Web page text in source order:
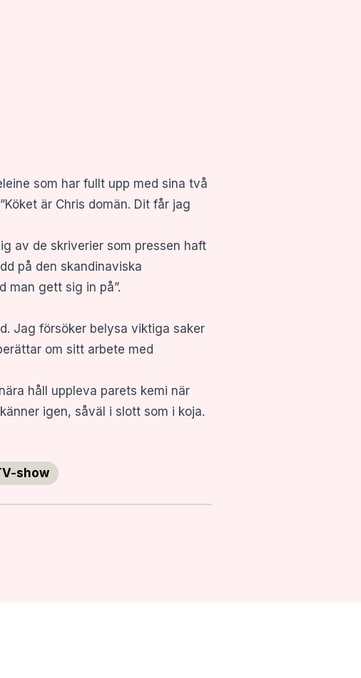
som har fullt upp med sina två
är Chris domän. Dit får jag
av de skriverier som pressen haft
på den skandinaviska
man gett sig in på”.
Jag försöker belysa viktiga saker
om sitt arbete med
håll uppleva parets kemi när
igen, såväl i slott som i koja.
show